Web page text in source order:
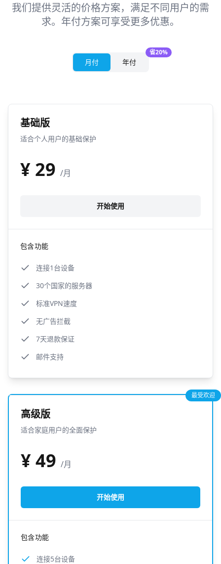
我们提供灵活的价格方案，满足不同用户的需
求。年付方案可享受更多优惠。
月付 年付
省20%
基础版
适合个人用户的基础保护
¥ 29 /月
开始使用
包含功能
连接1台设备
30个国家的服务器
标准VPN速度
无广告拦截
7天退款保证
邮件支持
最受欢迎
高级版
适合家庭用户的全面保护
¥49 /月
开始使用
包含功能
连接5台设备